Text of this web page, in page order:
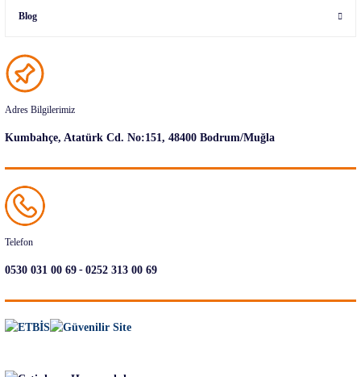
Blog
Adres Bilgilerimiz
Kumbahçe, Atatürk Cd. No:151, 48400 Bodrum/Muğla
Telefon
0530 031 00 69-0252 313 00 69